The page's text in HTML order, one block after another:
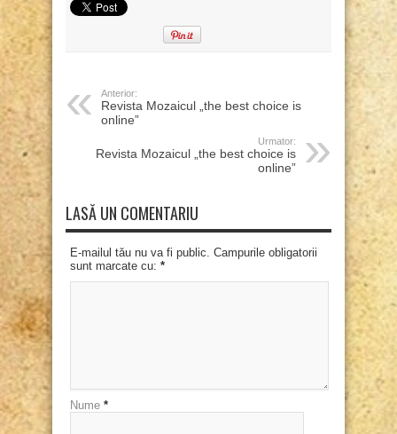
Anterior:
Revista Mozaicul „the best choice is
online”
Urmator:
Revista Mozaicul „the best choice is
online”
LASĂ UN COMENTARIU
E-mailul tău nu va fi public. Campurile obligatorii
sunt marcate cu: *
Nume *